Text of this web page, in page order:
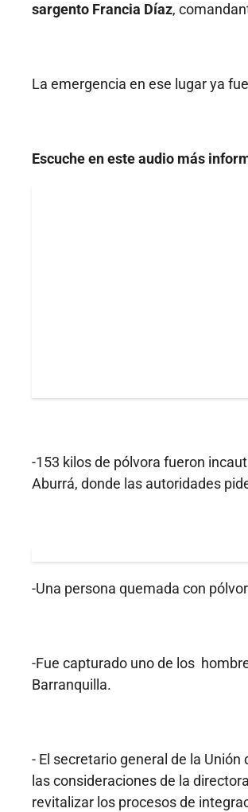
sargento Francia Díaz,
La emergencia en ese lugar ya
Escuche en este audio más
-153 kilos de pólvora fueron
Aburrá, donde las autoridades
-Una persona quemada con
-Fue capturado uno de los
Barranquilla.
- El secretario general de la
las consideraciones de la
revitalizar los procesos de